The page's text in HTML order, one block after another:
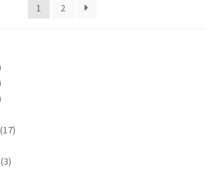
1 2
1717
33